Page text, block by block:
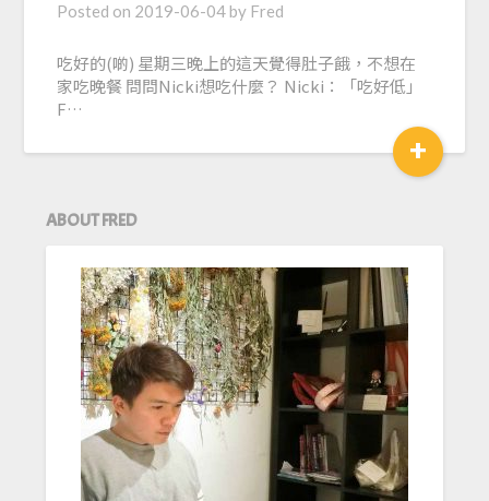
Posted on 2019-06-04 by Fred
吃好的(啲) 星期三晚上的這天覺得肚子餓，不想在
家吃晚餐 問問Nicki想吃什麼？ Nicki：「吃好低」
F…
+
ABOUT FRED